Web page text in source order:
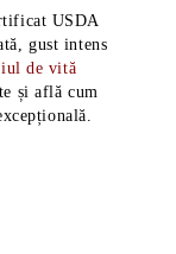
USDA
gust intens
de vită
și află cum